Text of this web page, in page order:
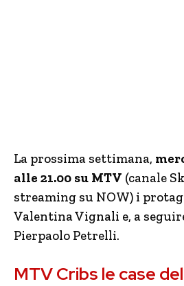
La prossima settimana,
alle 21.00 su MTV (canale
streaming su NOW) i
Valentina Vignali e, a
Pierpaolo Petrelli.
MTV Cribs le case